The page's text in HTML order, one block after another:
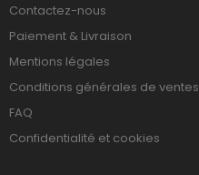
Contactez-nous
Paiement & Livraison
Mentions légales
Conditions générales de ventes
FAQ
Confidentialité et cookies